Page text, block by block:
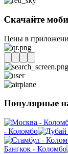
Скачайте
Цены в
Популярные
- Коломбо
Бангкок - Коломбо